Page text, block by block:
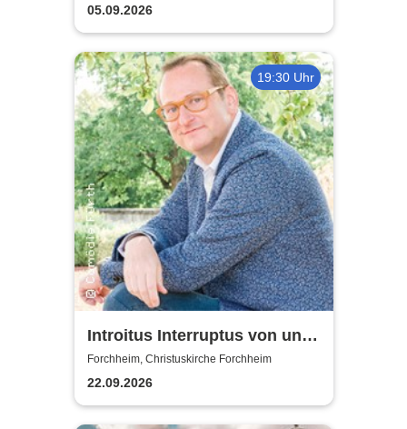
05.09.2026
19:30 Uhr
Introitus Interruptus von und
mit Volker Heißmann & dem
Pavel-Sandorf-Quartett
Forchheim, Christuskirche Forchheim
22.09.2026